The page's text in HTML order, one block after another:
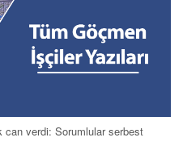
can verdi: Sorumlular serbest